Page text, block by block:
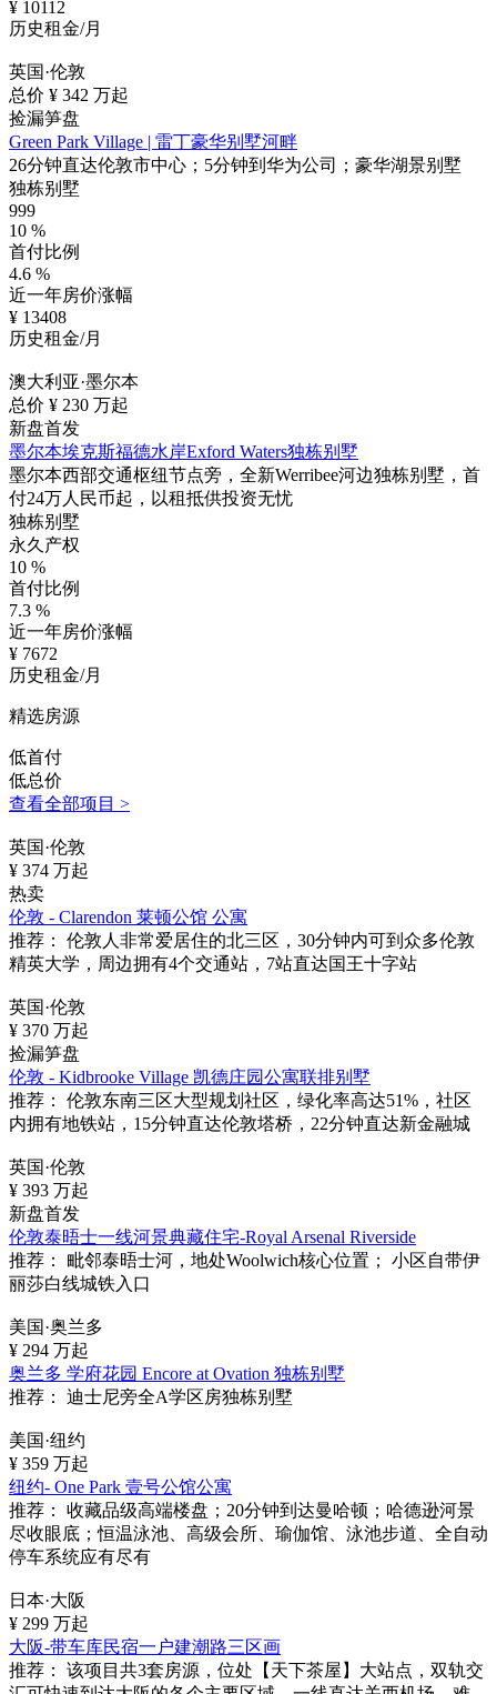
¥ 10112
历史租金/月
英国·伦敦
总价 ¥ 342 万起
捡漏笋盘
Green Park Village | 雷丁豪华别墅河畔
26分钟直达伦敦市中心；5分钟到华为公司；豪华湖景别墅
独栋别墅
999
10 %
首付比例
4.6 %
近一年房价涨幅
¥ 13408
历史租金/月
澳大利亚·墨尔本
总价 ¥ 230 万起
新盘首发
墨尔本埃克斯福德水岸Exford Waters独栋别墅
墨尔本西部交通枢纽节点旁，全新Werribee河边独栋别墅，首
付24万人民币起，以租抵供投资无忧
独栋别墅
永久产权
10 %
首付比例
7.3 %
近一年房价涨幅
¥ 7672
历史租金/月
精选房源
低首付
低总价
查看全部项目 >
英国·伦敦
¥ 374 万起
热卖
伦敦 - Clarendon 莱顿公馆 公寓
推荐：
伦敦人非常爱居住的北三区，30分钟内可到众多伦敦
精英大学，周边拥有4个交通站，7站直达国王十字站
英国·伦敦
¥ 370 万起
捡漏笋盘
伦敦 - Kidbrooke Village 凯德庄园公寓联排别墅
推荐：
伦敦东南三区大型规划社区，绿化率高达51%，社区
内拥有地铁站，15分钟直达伦敦塔桥，22分钟直达新金融城
英国·伦敦
¥ 393 万起
新盘首发
伦敦泰晤士一线河景典藏住宅-Royal Arsenal Riverside
推荐：
毗邻泰晤士河，地处Woolwich核心位置； 小区自带伊
丽莎白线城铁入口
美国·奥兰多
¥ 294 万起
奥兰多 学府花园 Encore at Ovation 独栋别墅
推荐：
迪士尼旁全A学区房独栋别墅
美国·纽约
¥ 359 万起
纽约- One Park 壹号公馆公寓
推荐：
收藏品级高端楼盘；20分钟到达曼哈顿；哈德逊河景
尽收眼底；恒温泳池、高级会所、瑜伽馆、泳池步道、全自动
停车系统应有尽有
日本·大阪
¥ 299 万起
大阪-带车库民宿一户建潮路三区画
推荐：
该项目共3套房源，位处【天下茶屋】大站点，双轨交